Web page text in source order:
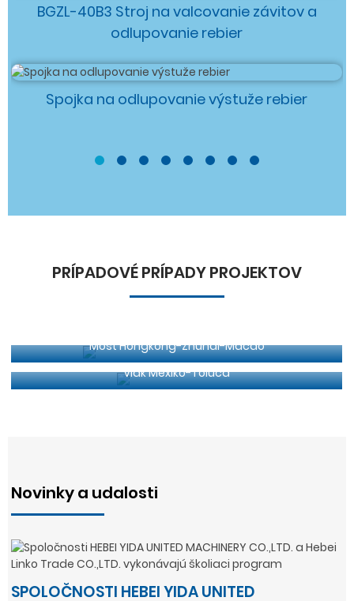
BGZL-40B3 Stroj na valcovanie závitov a
odlupovanie rebier
Spojka na odlupovanie výstuže rebier
PRÍPADOVÉ PRÍPADY PROJEKTOV
Most Hongkong-Zhuhai-Macao
Vlak Mexiko-Toluca
Novinky a udalosti
SPOLOČNOSTI HEBEI YIDA UNITED